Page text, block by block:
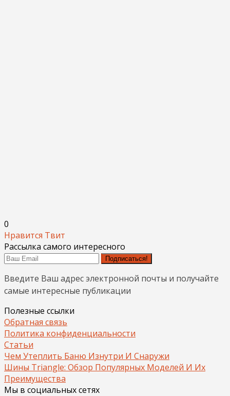
0
Нравится Твит
Рассылка самого интересного
Подписаться!
Введите Ваш адрес электронной почты и получайте
самые интересные публикации
Полезные ссылки
Обратная связь
Политика конфиденциальности
Статьи
Чем Утеплить Баню Изнутри И Снаружи
Шины Triangle: Обзор Популярных Моделей И Их
Преимущества
Мы в социальных сетях